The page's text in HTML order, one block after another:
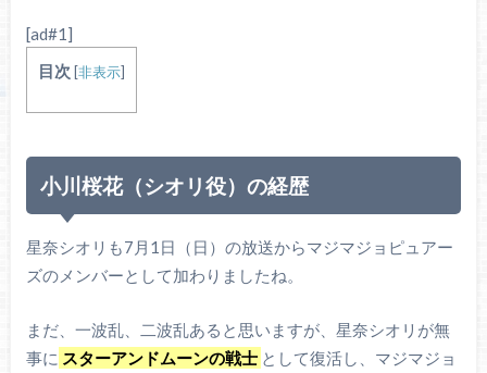
[ad#1]
目次 [非表示]
小川桜花（シオリ役）の経歴
星奈シオリも7月1日（日）の放送からマジマジョピュアー
ズのメンバーとして加わりましたね。
まだ、一波乱、二波乱あると思いますが、星奈シオリが無
事に スターアンドムーンの戦士 として復活し、マジマジョ